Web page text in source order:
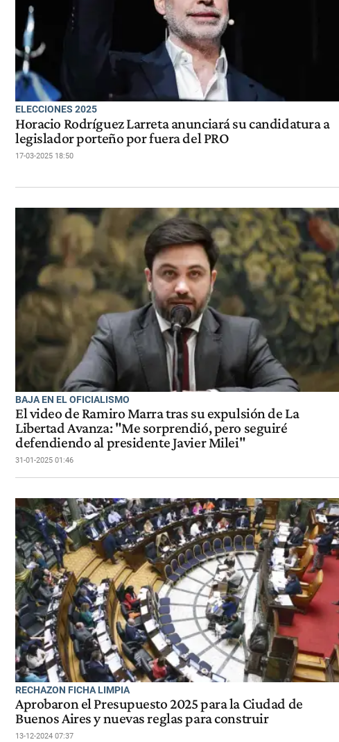
ELECCIONES 2025
Horacio Rodríguez Larreta anunciará su candidatura a
legislador porteño por fuera del PRO
17-03-2025 18:50
BAJA EN EL OFICIALISMO
El video de Ramiro Marra tras su expulsión de La
Libertad Avanza: "Me sorprendió, pero seguiré
defendiendo al presidente Javier Milei"
31-01-2025 01:46
RECHAZON FICHA LIMPIA
Aprobaron el Presupuesto 2025 para la Ciudad de
Buenos Aires y nuevas reglas para construir
13-12-2024 07:37